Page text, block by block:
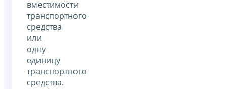
вместимости
транспортного
средства
или
одну
единицу
транспортного
средства.